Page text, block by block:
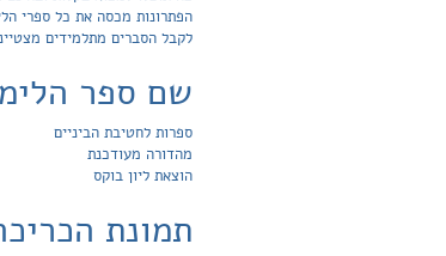
לקבל הסברים מתלמידים
שם ספר
ספרות לחטיבת הביניים
מהדורה מעודכנת
הוצאת ליון בוקס
תמונת